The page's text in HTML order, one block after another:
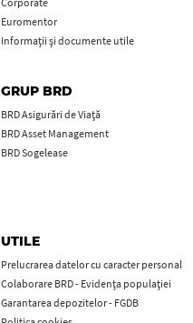
Euromentor
Informații și documente utile
GRUP BRD
BRD Asigurări de Viață
BRD Asset Management
BRD Sogelease
UTILE
Prelucrarea datelor cu caracter personal
Colaborare BRD - Evidența populației
Garantarea depozitelor - FGDB